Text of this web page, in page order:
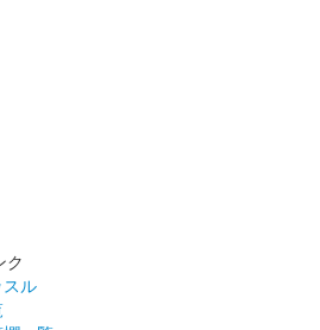
年に一度の大蛇まつり巳年開催を記念
ク
ル